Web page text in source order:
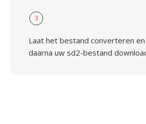
3
Laat het bestand converteren
daarna uw sd2-bestand